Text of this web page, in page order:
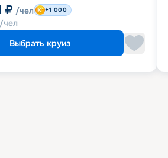
₽ /чел
/чел
+1 000
Выбрать круиз